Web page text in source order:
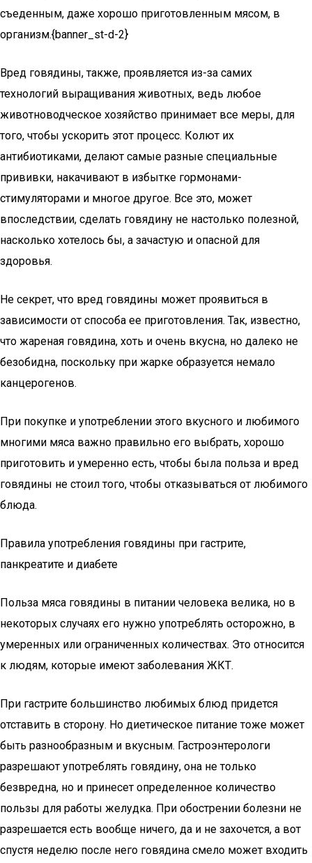
съеденным, даже хорошо приготовленным мясом, в
организм.{banner_st-d-2}
Вред говядины, также, проявляется из-за самих
технологий выращивания животных, ведь любое
животноводческое хозяйство принимает все меры, для
того, чтобы ускорить этот процесс. Колют их
антибиотиками, делают самые разные специальные
прививки, накачивают в избытке гормонами-
стимуляторами и многое другое. Все это, может
впоследствии, сделать говядину не настолько полезной,
насколько хотелось бы, а зачастую и опасной для
здоровья.
Не секрет, что вред говядины может проявиться в
зависимости от способа ее приготовления. Так, известно,
что жареная говядина, хоть и очень вкусна, но далеко не
безобидна, поскольку при жарке образуется немало
канцерогенов.
При покупке и употреблении этого вкусного и любимого
многими мяса важно правильно его выбрать, хорошо
приготовить и умеренно есть, чтобы была польза и вред
говядины не стоил того, чтобы отказываться от любимого
блюда.
Правила употребления говядины при гастрите,
панкреатите и диабете
Польза мяса говядины в питании человека велика, но в
некоторых случаях его нужно употреблять осторожно, в
умеренных или ограниченных количествах. Это относится
к людям, которые имеют заболевания ЖКТ.
При гастрите большинство любимых блюд придется
отставить в сторону. Но диетическое питание тоже может
быть разнообразным и вкусным. Гастроэнтерологи
разрешают употреблять говядину, она не только
безвредна, но и принесет определенное количество
пользы для работы желудка. При обострении болезни не
разрешается есть вообще ничего, да и не захочется, а вот
спустя неделю после него говядина смело может входить